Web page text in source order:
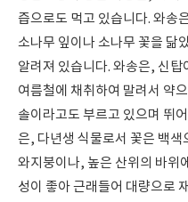
즙으로도 먹고 있습니다. 와송
소나무 잎이나 소나무 꽃을 닮
알려져 있습니다. 와송은, 신
여름철에 채취하여 말려서 약
솔이라고도 부르고 있으며 뛰
은, 다년생 식물로서 꽃은 백색
와지붕이나, 높은 산위의 바위
성이 좋아 근래들어 대량으로